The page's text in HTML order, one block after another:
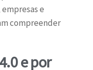
e
compreender
e por